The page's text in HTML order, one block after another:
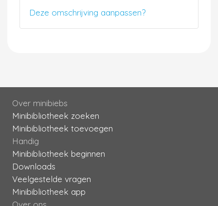
Deze omschrijving aanpassen?
Over minibiebs
Minibibliotheek zoeken
Minibibliotheek toevoegen
Handig
Minibibliotheek beginnen
Downloads
Veelgestelde vragen
Minibibliotheek app